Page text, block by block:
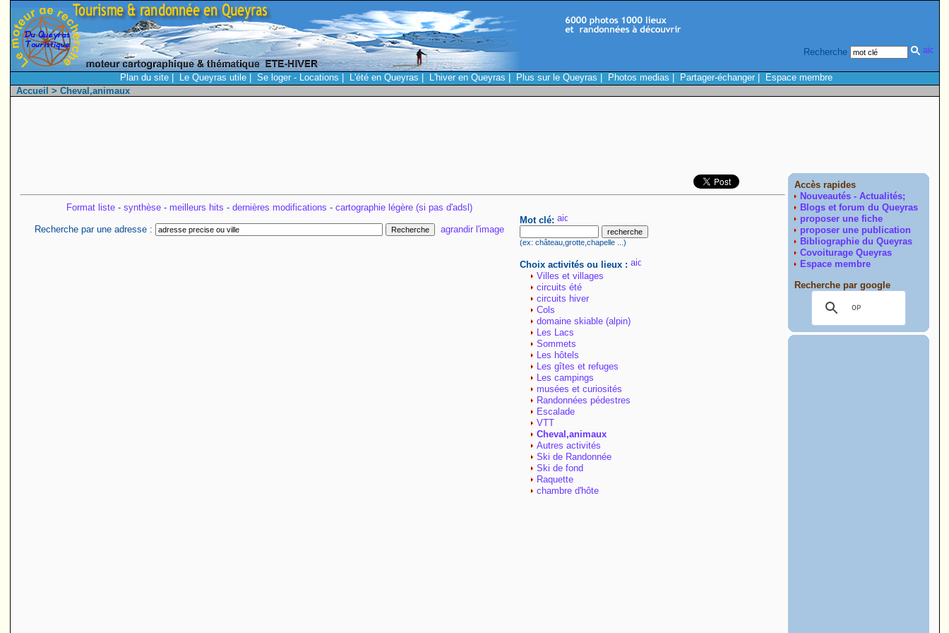
Recherche
Plan du site| Le Queyras utile| Se loger - Locations L'été en Queyras L'hiver en Queyras Plus sur le Queyras Photos medias Partager-échanger|
Espace membre
Accueil > Cheval,animaux
Format liste - synthèse - meilleurs hits - dernières modifications - cartographie légère (si pas d'adsl)
Recherche par une adresse : agrandir l'image
Mot clé:
(ex: château,grotte,chapelle ...)
Choix activités ou lieux :
Villes et villages
circuits été
circuits hiver
Cols
domaine skiable (alpin)
Les Lacs
Sommets
Les hôtels
Les gîtes et refuges
Les campings
musées et curiosités
Randonnées pédestres
Escalade
VTT
Cheval,animaux
Autres activités
Ski de Randonnée
Ski de fond
Raquette
chambre d'hôte
Accès rapides
Nouveautés - Actualités;
Blogs et forum du Queyras
proposer une fiche
proposer une publication
Bibliographie du Queyras
Covoiturage Queyras
Espace membre
Recherche par google